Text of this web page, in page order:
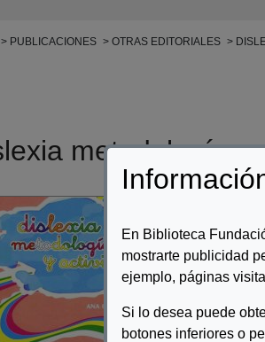
En Biblioteca
mostrarte publicidad
ejemplo, páginas
Si lo desea puede
botones inferiores o
de navegación
PUBLICACIONES OTRAS EDITORIALES
metodología y
a {